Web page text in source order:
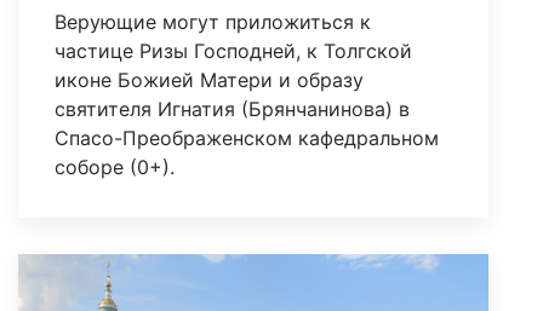
Верующие могут приложиться к
частице Ризы Господней, к Толгской
иконе Божией Матери и образу
святителя Игнатия (Брянчанинова) в
Спасо-Преображенском кафедральном
соборе (0+).